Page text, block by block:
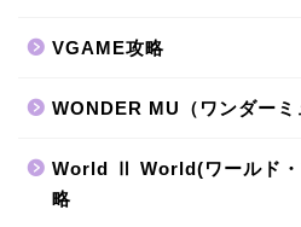
VGAME攻略
WONDER MU（ワンダーミ
World Ⅱ World(ワールド・
略